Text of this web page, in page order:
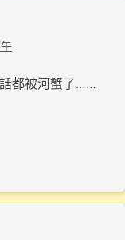
都被河蟹了……